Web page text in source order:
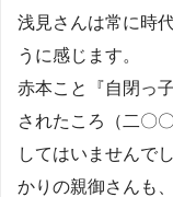
浅見さんは常に時
うに感じます。
赤本こと『自閉っ
されたころ（二〇
してはいませんで
かりの親御さんも